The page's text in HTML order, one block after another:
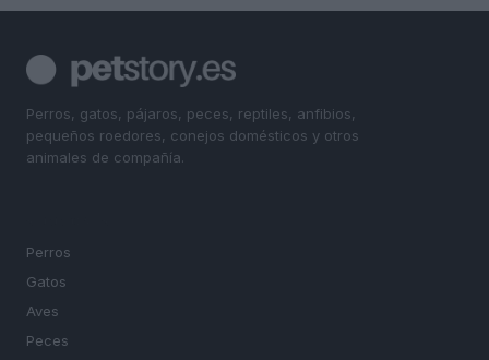
Perros, gatos, pájaros, peces, reptiles, anfibios,
pequeños roedores, conejos domésticos y otros
animales de compañía.
Perros
Gatos
Aves
Peces